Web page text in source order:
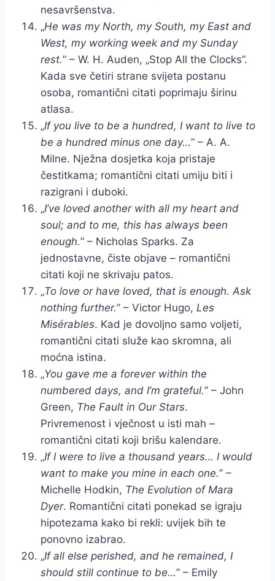
nesavršenstva.
„He was my North, my South, my East and
West, my working week and my Sunday
rest.” – W. H. Auden, „Stop All the Clocks”.
Kada sve četiri strane svijeta postanu
osoba, romantični citati poprimaju širinu
atlasa.
„If you live to be a hundred, I want to live to
be a hundred minus one day…” – A. A.
Milne. Nježna dosjetka koja pristaje
čestitkama; romantični citati umiju biti i
razigrani i duboki.
„I’ve loved another with all my heart and
soul; and to me, this has always been
enough.” – Nicholas Sparks. Za
jednostavne, čiste objave – romantični
citati koji ne skrivaju patos.
„To love or have loved, that is enough. Ask
nothing further.” – Victor Hugo, Les
Misérables. Kad je dovoljno samo voljeti,
romantični citati služe kao skromna, ali
moćna istina.
„You gave me a forever within the
numbered days, and I’m grateful.” – John
Green, The Fault in Our Stars.
Privremenost i vječnost u isti mah –
romantični citati koji brišu kalendare.
„If I were to live a thousand years… I would
want to make you mine in each one.” –
Michelle Hodkin, The Evolution of Mara
Dyer. Romantični citati ponekad se igraju
hipotezama kako bi rekli: uvijek bih te
ponovno izabrao.
„If all else perished, and he remained, I
should still continue to be…” – Emily